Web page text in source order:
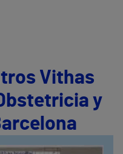
Vithas
y